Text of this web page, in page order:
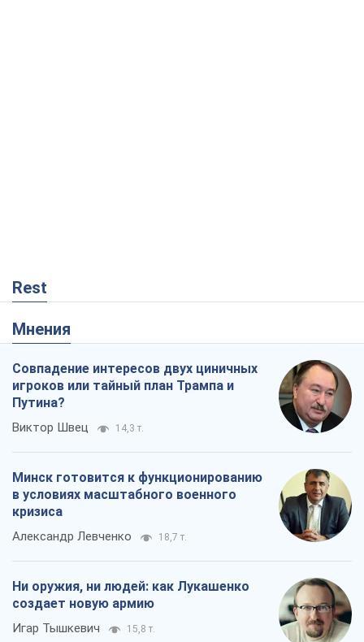
Rest
Мнения
Совпадение интересов двух циничных
игроков или тайный план Трампа и
Путина?
Виктор Швец 14,3 т.
Минск готовится к функционированию
в условиях масштабного военного
кризиса
Александр Левченко 18,7 т.
Ни оружия, ни людей: как Лукашенко
создает новую армию
Игар Тышкевич 15,8 т.